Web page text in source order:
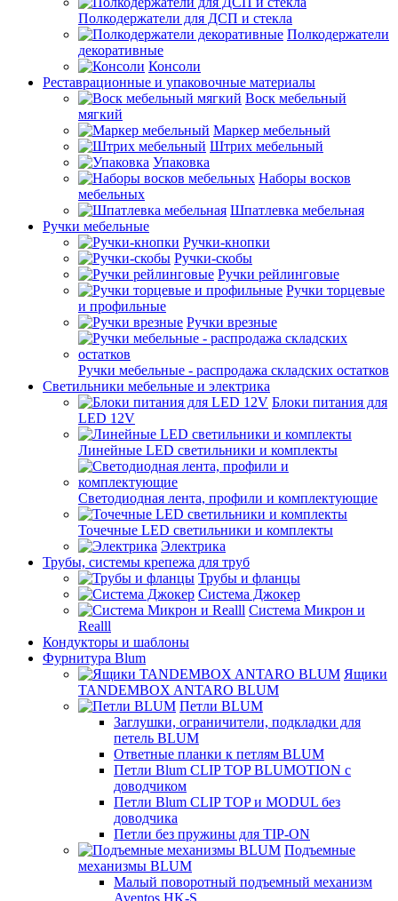
Полкодержатели для ДСП и стекла
Полкодержатели
декоративные
Консоли
Реставрационные и упаковочные материалы
Воск мебельный
мягкий
Маркер мебельный
Штрих мебельный
Упаковка
Наборы восков
мебельных
Шпатлевка мебельная
Ручки мебельные
Ручки-кнопки
Ручки-скобы
Ручки рейлинговые
Ручки торцевые
и профильные
Ручки врезные
Ручки мебельные - распродажа складских остатков
Светильники мебельные и электрика
Блоки питания для
LED 12V
Линейные LED светильники и комплекты
Светодиодная лента, профили и комплектующие
Точечные LED светильники и комплекты
Электрика
Трубы, системы крепежа для труб
Трубы и фланцы
Система Джокер
Система Микрон и
Realll
Кондукторы и шаблоны
Фурнитура Blum
Ящики
TANDEMBOX ANTARO BLUM
Петли BLUM
Заглушки, ограничители, подкладки для
петель BLUM
Ответные планки к петлям BLUM
Петли Blum CLIP TOP BLUMOTION с
доводчиком
Петли Blum CLIP TOP и MODUL без
доводчика
Петли без пружины для TIP-ON
Подъемные
механизмы BLUM
Малый поворотный подъемный механизм
Aventos HK-S